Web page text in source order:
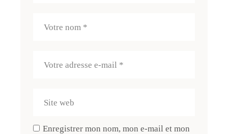
Enregistrer mon nom, mon e-mail et mon